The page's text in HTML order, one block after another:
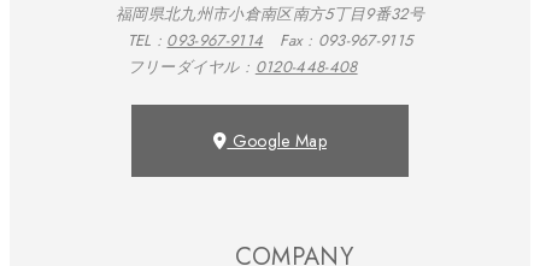
福岡県北九州市小倉南区南方5丁目9番32号
TEL : 093-967-9114 Fax : 093-967-9115
フリーダイヤル : 0120-448-408
Google Map
COMPANY